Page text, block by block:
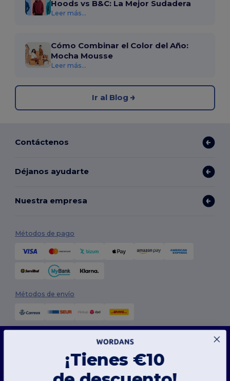
Hoods vs B&C: La Mejor Sudadera
Leer más...
Cómo Combinar el Color del Año:
Mocha Mousse
Leer más...
Ir al Blog
Contáctenos
Déjanos ayudarte
Nuestra empresa
Métodos de pago
Métodos de envío
Este sitio web utiliza cookies
general, recordar tus preferencias, analizar el rendimiento del sitio web y garantizar
una experiencia de navegación fluida y personalizada, que incluye contenido adaptado,
interacciones optimizadas con nuestro sitio web y publicidad.
¡Tienes €10